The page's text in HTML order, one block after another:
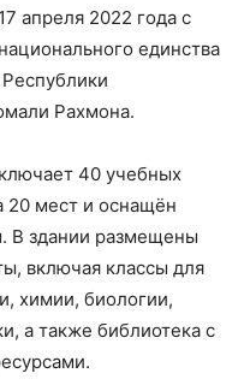
апреля 2022 года с
единства
Рахмона.
40 учебных
20 мест и оснащён
В здании размещены
включая классы для
химии, биологии,
а также библиотека с